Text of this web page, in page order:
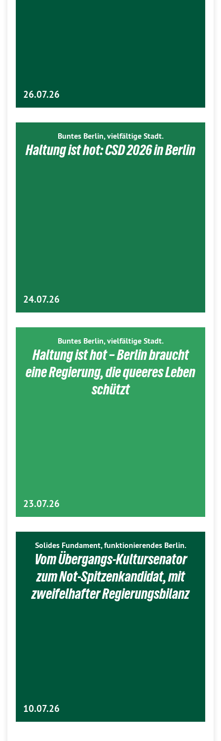
26.07.26
Buntes Berlin, vielfältige Stadt.
Haltung ist hot: CSD 2026 in Berlin
24.07.26
Buntes Berlin, vielfältige Stadt.
Haltung ist hot – Berlin braucht
eine Regierung, die queeres Leben
schützt
23.07.26
Solides Fundament, funktionierendes Berlin.
Vom Übergangs-Kultursenator
zum Not-Spitzenkandidat, mit
zweifelhafter Regierungsbilanz
10.07.26